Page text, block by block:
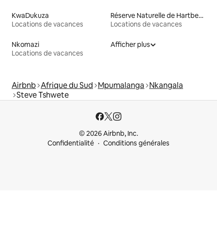
KwaDukuza
Locations de vacances
Réserve Naturelle de Hartbeespoort
Locations de vacances
Nkomazi
Locations de vacances
Afficher plus
Airbnb Afrique du Sud Mpumalanga Nkangala
Steve Tshwete
© 2026 Airbnb, Inc.
Confidentialité
Conditions générales